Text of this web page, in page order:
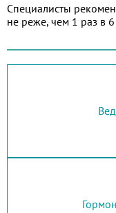
Специалисты
не реже, чем 1 раз в